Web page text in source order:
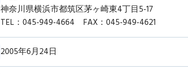
神奈川県横浜市都筑区茅ヶ崎東4丁目5-17
TEL：045-949-4664 FAX：045-949-4621
2005年6月24日